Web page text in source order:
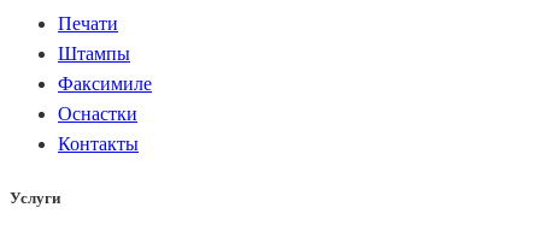
Печати
Штампы
Факсимиле
Оснастки
Контакты
Услуги